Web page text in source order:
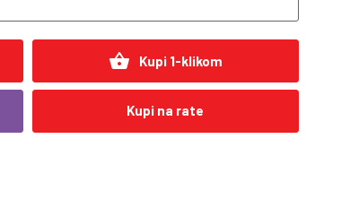
shopping_basket Kupi 1-klikom
Kupi na rate